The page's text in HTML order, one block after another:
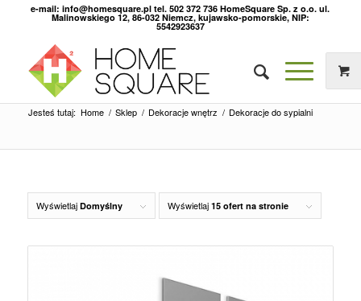
e-mail: info@homesquare.pl tel. 502 372 736 HomeSquare Sp. z o.o. ul.
Malinowskiego 12, 86-032 Niemcz, kujawsko-pomorskie, NIP:
5542923637
Jesteś tutaj: Home / Sklep / Dekoracje wnętrz / Dekoracje do sypialni
Wyświetlaj Domyślny Wyświetlaj 15 ofert na stronie